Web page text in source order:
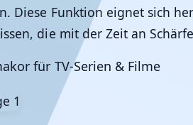
Diese Funktion eignet sich
die mit der Zeit an
für TV-Serien & Filme